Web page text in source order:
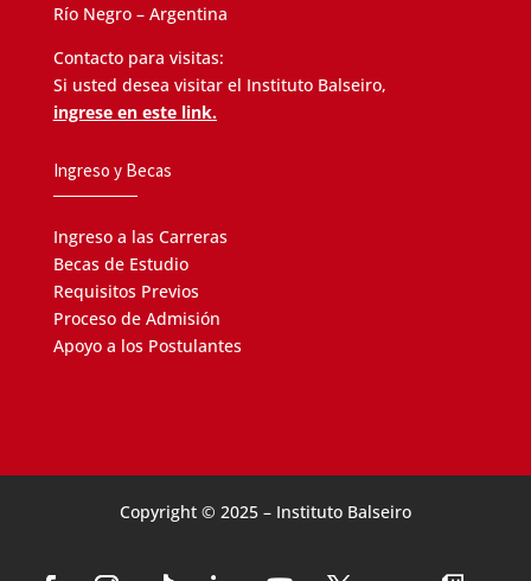
Río Negro – Argentina
Contacto para visitas:
Si usted desea visitar el Instituto Balseiro,
ingrese en este link.
Ingreso y Becas
Ingreso a las Carreras
Becas de Estudio
Requisitos Previos
Proceso de Admisión
Apoyo a los Postulantes
Copyright © 2025 – Instituto Balseiro